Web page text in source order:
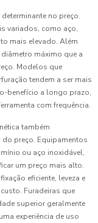
no preço.
variados, como aço,
mais elevado. Além
máximo que a
Modelos que
tendem a ser mais
benefício a longo prazo,
com frequência.
também
preço. Equipamentos
ou aço inoxidável,
um preço mais alto.
eficiente, leveza e
Furadeiras que
superior geralmente
experiência de uso